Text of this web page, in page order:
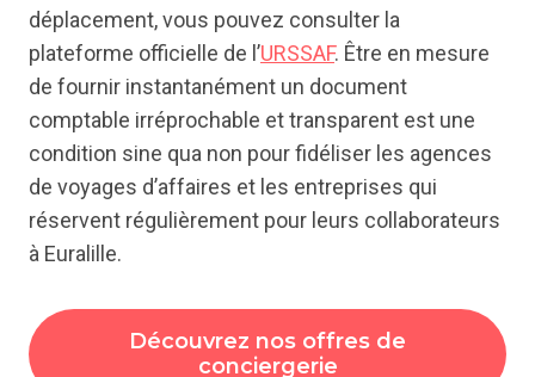
déplacement, vous pouvez consulter la
plateforme officielle de l’URSSAF. Être en mesure
de fournir instantanément un document
comptable irréprochable et transparent est une
condition sine qua non pour fidéliser les agences
de voyages d’affaires et les entreprises qui
réservent régulièrement pour leurs collaborateurs
à Euralille.
Découvrez nos offres de
conciergerie